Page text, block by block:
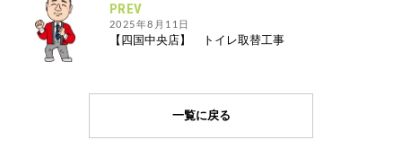
PREV
2025年8月11日
【四国中央店】 トイレ取替工事
一覧に戻る